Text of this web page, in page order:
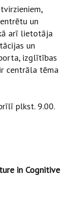
un
arī lietotāja
un
izglītības
centrāla tēma
plkst. 9.00.
in Cognitive